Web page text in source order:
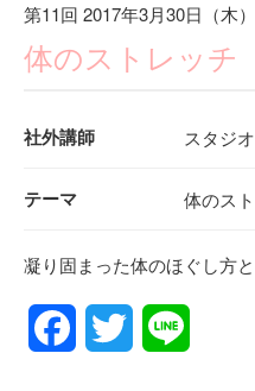
第11回 2017年3月30日（木）
体のストレッチ
社外講師 スタジ
テーマ 体のス
凝り固まった体のほぐし方
FacebookTwitter